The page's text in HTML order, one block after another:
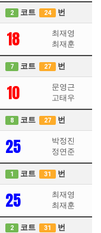
2 코트 24 번
18
최재영
최재훈
7 코트 27 번
10
문영근
고태우
8 코트 27 번
25
박정진
정연준
1 코트 31 번
25
최재영
최재훈
2 코트 31 번